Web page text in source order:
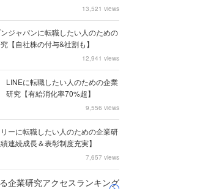
13,521 views
ジャパンに転職したい人のための
【自社株の付与&社割も】
12,941 views
LINEに転職したい人のための企業
研究【有給消化率70%超】
9,556 views
ーに転職したい人のための企業研
連続成長＆表彰制度充実】
7,657 views
企業研究アクセスランキング